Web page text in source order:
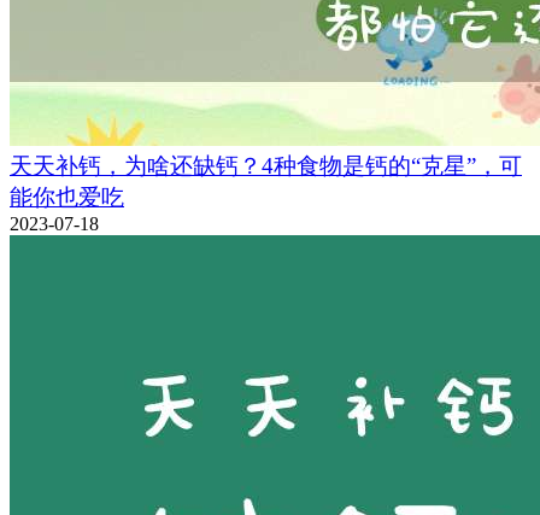
天天补钙，为啥还缺钙？4种食物是钙的“克星”，可
能你也爱吃
2023-07-18